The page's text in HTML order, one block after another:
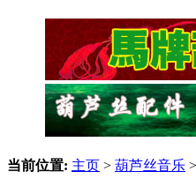
当前位置: 主页 > 葫芦丝音乐 >